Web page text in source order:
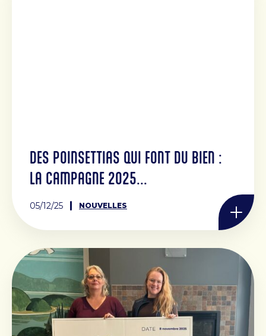
DES POINSETTIAS QUI FONT DU BIEN :
LA CAMPAGNE 2025...
05/12/25 NOUVELLES